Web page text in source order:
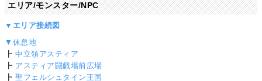
エリア/モンスター/NPC
▼エリア接続図
▼休息地
┣中立領アスティア
┣ アスティア闘戯場前広場
┣聖フェルシュタイン王国